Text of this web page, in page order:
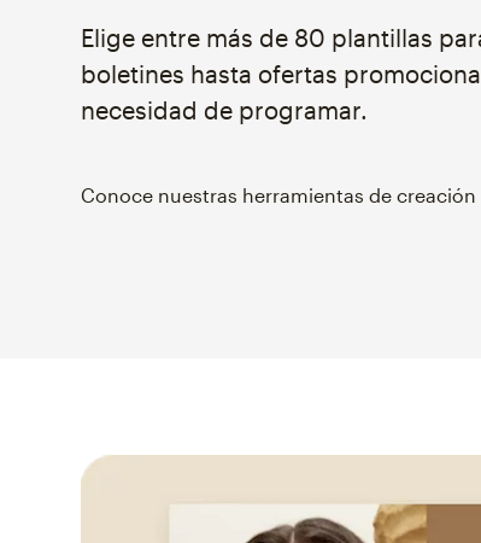
Elige entre más de 80 plantillas
boletines hasta ofertas
necesidad de programar.
Conoce nuestras herramientas de